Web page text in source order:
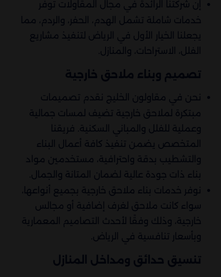
إن شركتنا الرائدة في مجال المقاولات توفر
خدمات شاملة تشمل الهدم، الحفر، والردم، مما
يجعلنا الخيار الأول في الرياض لتنفيذ مشاريع
الفلل، الاستراحات، والمنازل.
تصميم وبناء ملاحق خارجية
نحن في مقاولون الخليج نقدم تصميمات
مبتكرة لملاحق خارجية تضيف لمسات جمالية
وعملية للفلل والمباني السكنية. فريقنا
المتخصص يضمن تنفيذ كافة أعمال البناء
والتشطيب بدقة واحترافية، مستخدمين مواد
بناء ذات جودة عالية لضمان المتانة والجمال.
نوفر خدمات بناء ملاحق خارجية بجميع أنواعها،
سواء كانت ملاحق لغرف إضافية أو مجالس
خارجية، وذلك وفقًا لأحدث التصاميم المعمارية
وبأسعار تنافسية في الرياض.
تنسيق حدائق ومداخل المنازل